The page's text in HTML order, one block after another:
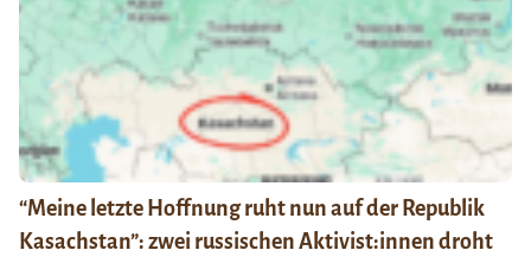
“Meine letzte Hoffnung ruht nun auf der Republik
Kasachstan”: zwei russischen Aktivist:innen droht